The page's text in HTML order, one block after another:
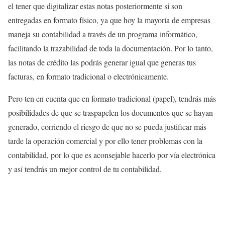
el tener que digitalizar estas notas posteriormente si son
entregadas en formato físico, ya que hoy la mayoría de empresas
maneja su contabilidad a través de un programa informático,
facilitando la trazabilidad de toda la documentación. Por lo tanto,
las notas de crédito las podrás generar igual que generas tus
facturas, en formato tradicional o electrónicamente.
Pero ten en cuenta que en formato tradicional (papel), tendrás más
posibilidades de que se traspapelen los documentos que se hayan
generado, corriendo el riesgo de que no se pueda justificar más
tarde la operación comercial y por ello tener problemas con la
contabilidad, por lo que es aconsejable hacerlo por vía electrónica
y así tendrás un mejor control de tu contabilidad.